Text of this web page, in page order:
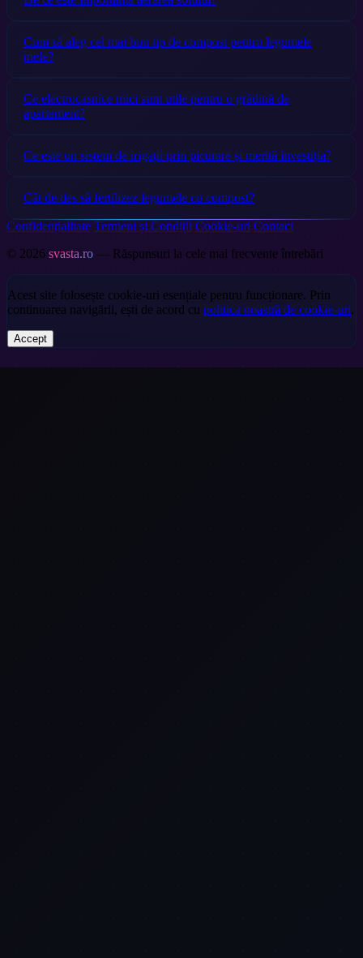
Cum să aleg cel mai bun tip de compost pentru legumele
mele?
Ce electrocasnice mici sunt utile pentru o grădină de
apartament?
Ce este un sistem de irigații prin picurare și merită investiția?
Cât de des să fertilizez legumele cu compost?
Confidențialitate Termeni și Condiții Cookie-uri Contact
© 2026 svasta.ro — Răspunsuri la cele mai frecvente întrebări
Acest site folosește cookie-uri esențiale pentru funcționare. Prin
continuarea navigării, ești de acord cu politica noastră de cookie-uri.
Accept